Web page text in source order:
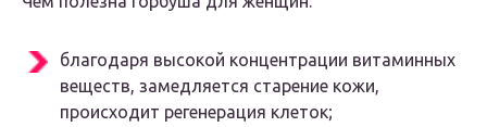
благодаря высокой концентрации витаминных
веществ, замедляется старение кожи,
происходит регенерация клеток;